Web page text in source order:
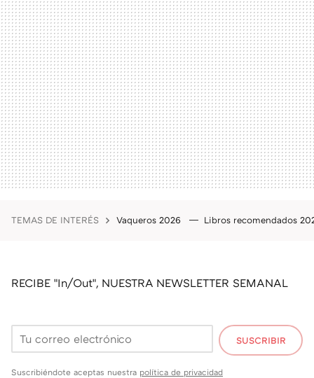
TEMAS DE INTERÉS Vaqueros 2026 Libros recomendados
RECIBE "In/Out", NUESTRA NEWSLETTER SEMANAL
SUSCRIBIR
Suscribiéndote aceptas nuestra política de privacidad